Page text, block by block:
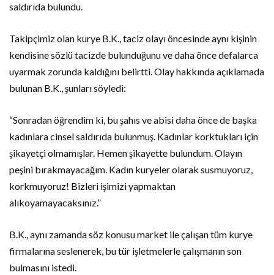
saldırıda bulundu.
Takipçimiz olan kurye B.K., taciz olayı öncesinde aynı kişinin
kendisine sözlü tacizde bulunduğunu ve daha önce defalarca
uyarmak zorunda kaldığını belirtti. Olay hakkında açıklamada
bulunan B.K., şunları söyledi:
“Sonradan öğrendim ki, bu şahıs ve abisi daha önce de başka
kadınlara cinsel saldırıda bulunmuş. Kadınlar korktukları için
şikayetçi olmamışlar. Hemen şikayette bulundum. Olayın
peşini bırakmayacağım. Kadın kuryeler olarak susmuyoruz,
korkmuyoruz! Bizleri işimizi yapmaktan
alıkoyamayacaksınız.”
B.K., aynı zamanda söz konusu market ile çalışan tüm kurye
firmalarına seslenerek, bu tür işletmelerle çalışmanın son
bulmasını istedi.